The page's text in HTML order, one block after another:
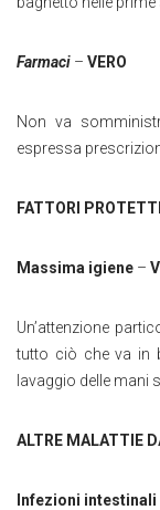
Farmaci – VERO
Non va
espressa
FATTORI
Massima igiene –
Un’attenzione
tutto ciò che va in
lavaggio delle mani
ALTRE MALATTIE
Infezioni intestinali